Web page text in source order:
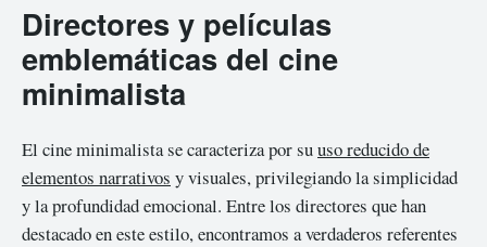
Directores y películas
emblemáticas del cine
minimalista
El cine minimalista se caracteriza por suuso reducido de
elementos narrativos y visuales, privilegiando la simplicidad
y la profundidad emocional. Entre los directores que han
destacado en este estilo, encontramos a verdaderos referentes